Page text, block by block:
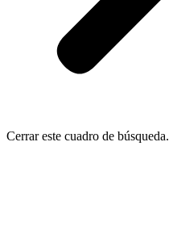
Cerrar este cuadro de búsqueda.